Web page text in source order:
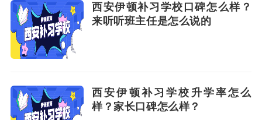
西安伊顿补习学校口碑怎么样？
来听听班主任是怎么说的
西安伊顿补习学校升学率怎么
样？家长口碑怎么样？